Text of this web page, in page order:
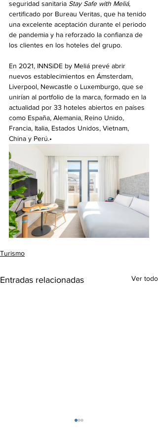
seguridad sanitaria Stay Safe with Meliá,
certificado por Bureau Veritas, que ha tenido
una excelente aceptación durante el periodo
de pandemia y ha reforzado la confianza de
los clientes en los hoteles del grupo.
En 2021, INNSiDE by Meliá prevé abrir
nuevos establecimientos en Ámsterdam,
Liverpool, Newcastle o Luxemburgo, que se
unirían al portfolio de la marca, formado en la
actualidad por 33 hoteles abiertos en países
como España, Alemania, Reino Unido,
Francia, Italia, Estados Unidos, Vietnam,
China y Perú.​•
Turismo
Entradas relacionadas Ver todo